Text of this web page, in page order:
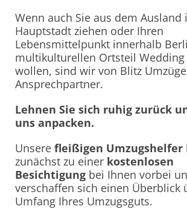
Wenn auch Sie aus dem Ausland
Hauptstadt ziehen oder Ihren
Lebensmittelpunkt innerhalb
multikulturellen Ortsteil Wedding
wollen, sind wir von Blitz
Ansprechpartner.
Lehnen Sie sich ruhig zurück
uns anpacken.
Unsere fleißigen Umzugshelfer
zunächst zu einer kostenlosen
Besichtigung bei Ihnen vorbei
verschaffen sich einen Überblick
Umfang Ihres Umzugsguts.